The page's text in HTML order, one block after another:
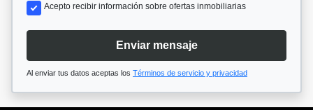
Acepto recibir información sobre ofertas inmobiliarias
Enviar mensaje
Al enviar tus datos aceptas los Términos de servicio y privacidad